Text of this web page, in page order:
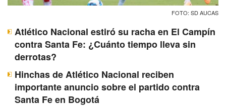
FOTO: SD AUCAS
Atlético Nacional estiró su racha en El Campín
contra Santa Fe: ¿Cuánto tiempo lleva sin
derrotas?
Hinchas de Atlético Nacional reciben
importante anuncio sobre el partido contra
Santa Fe en Bogotá